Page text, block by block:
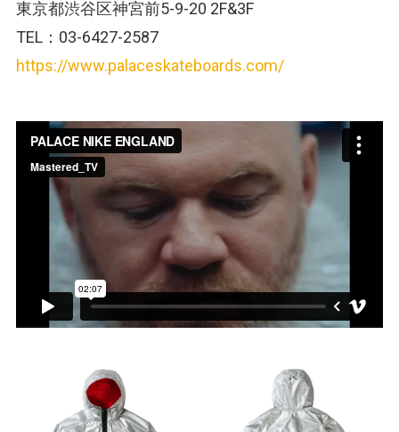
東京都渋谷区神宮前5-9-20 2F&3F
TEL：03-6427-2587
https://www.palaceskateboards.com/